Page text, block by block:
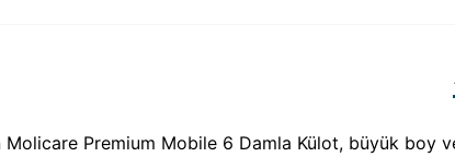
Molicare Premium Mobile 6 Damla Külot, büyük boy